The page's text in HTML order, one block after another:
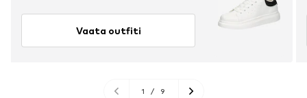
Vaata outfiti
1 / 9